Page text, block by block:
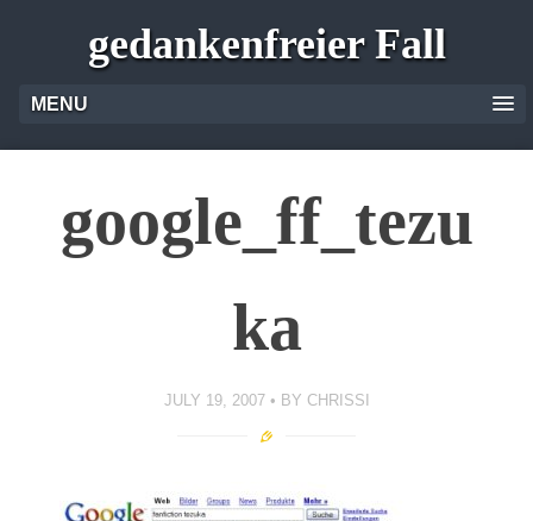
gedankenfreier Fall
MENU
google_ff_tezu
ka
JULY 19, 2007 BY CHRISSI